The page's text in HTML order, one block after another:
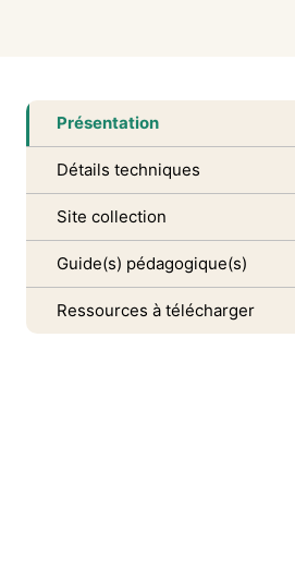
Présentation
Détails techniques
Site collection
Guide(s) pédagogique(s)
Ressources à télécharger